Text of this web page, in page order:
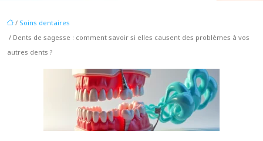
/ Soins dentaires
/ Dents de sagesse : comment savoir si elles causent des problèmes à vos
autres dents ?